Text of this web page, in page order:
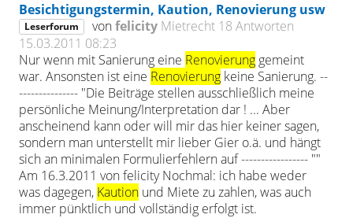
Besichtigungstermin, Kaution, Renovierung usw
Leserforum vonfelicity Mietrecht 18 Antworten
15.03.2011 08:23
Nur wenn mit Sanierung eine Renovierung gemeint
war. Ansonsten ist eine Renovierung keine Sanierung. --
--------------- "Die Beiträge stellen ausschließlich meine
persönliche Meinung/Interpretation dar ! ... Aber
anscheinend kann oder will mir das hier keiner sagen,
sondern man unterstellt mir lieber Gier o.ä. und hängt
sich an minimalen Formulierfehlern auf ----------------- ""
Am 16.3.2011 von felicity Nochmal: ich habe weder
was dagegen, Kaution und Miete zu zahlen, was auch
immer pünktlich und vollständig erfolgt ist.